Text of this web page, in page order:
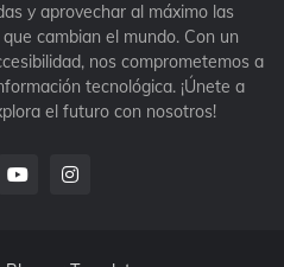
y aprovechar al máximo las
cambian el mundo. Con un
nos comprometemos a
tecnológica. ¡Únete a
el futuro con nosotros!